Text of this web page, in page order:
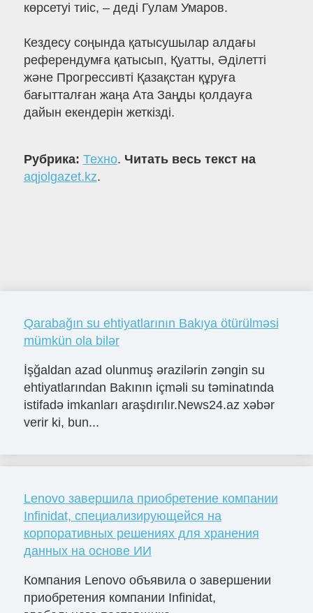
көрсетуі тиіс, – деді Гулам Умаров.
Кездесу соңында қатысушылар алдағы
референдумға қатысып, Қуатты, Әділетті
және Прогрессивті Қазақстан құруға
бағытталған жаңа Ата Заңды қолдауға
дайын екендерін жеткізді.
Рубрика: Техно. Читать весь текст на
aqjolgazet.kz.
Qarabağın su ehtiyatlarının Bakıya ötürülməsi
mümkün ola bilər
İşğaldan azad olunmuş ərazilərin zəngin su
ehtiyatlarından Bakının içməli su təminatında
istifadə imkanları araşdırılır.News24.az xəbər
verir ki, bun...
Lenovo завершила приобретение компании
Infinidat, специализирующейся на
корпоративных решениях для хранения
данных на основе ИИ
Компания Lenovo объявила о завершении
приобретения компании Infinidat,